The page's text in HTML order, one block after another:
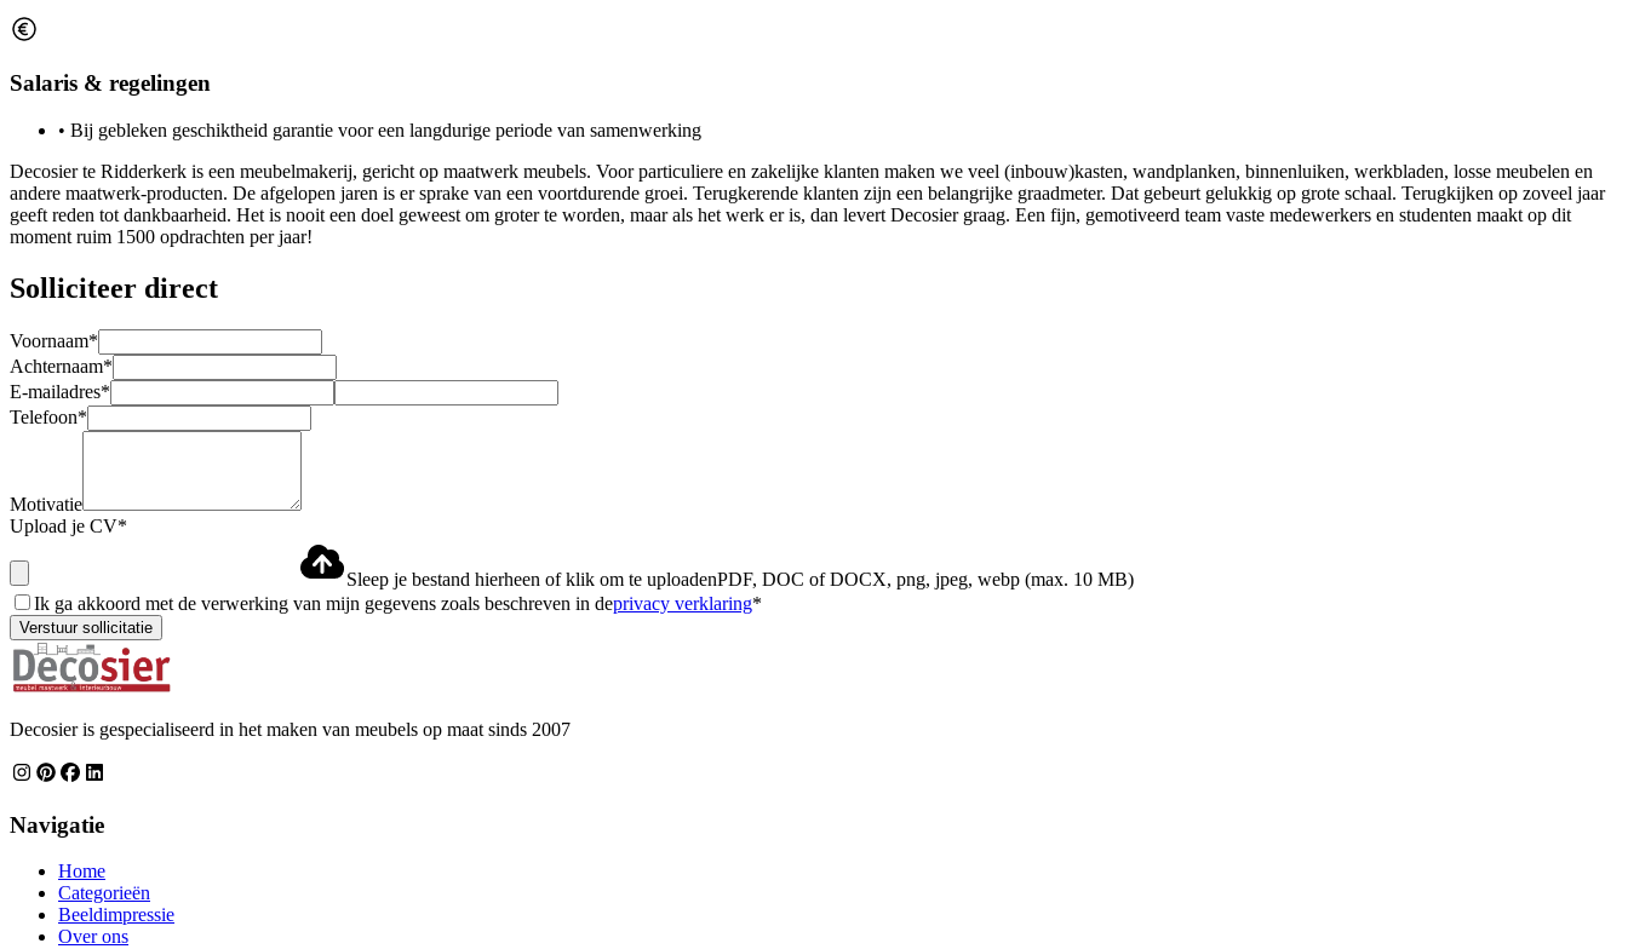
Salaris & regelingen
• Bij gebleken geschiktheid garantie voor een langdurige periode van samenwerking
Decosier te Ridderkerk is een meubelmakerij, gericht op maatwerk meubels. Voor particuliere en zakelijke klanten maken we veel (inbouw)kasten, wandplanken, binnenluiken, werkbladen, losse meubelen en
andere maatwerk-producten. De afgelopen jaren is er sprake van een voortdurende groei. Terugkerende klanten zijn een belangrijke graadmeter. Dat gebeurt gelukkig op grote schaal. Terugkijken op zoveel jaar
geeft reden tot dankbaarheid. Het is nooit een doel geweest om groter te worden, maar als het werk er is, dan levert Decosier graag. Een fijn, gemotiveerd team vaste medewerkers en studenten maakt op dit
moment ruim 1500 opdrachten per jaar!
Solliciteer direct
Voornaam*
Achternaam*
E-mailadres*
Telefoon*
Motivatie
Upload je CV*
Sleep je bestand hierheen of klik om te uploadenPDF, DOC of DOCX, png, jpeg, webp (max. 10 MB)
Ik ga akkoord met de verwerking van mijn gegevens zoals beschreven in deprivacy verklaring*
Verstuur sollicitatie
Decosier is gespecialiseerd in het maken van meubels op maat sinds 2007
Navigatie
Home
Categorieën
Beeldimpressie
Over ons